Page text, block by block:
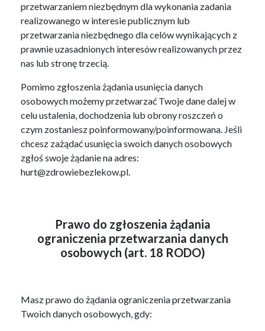
przetwarzaniem niezbędnym dla wykonania zadania
realizowanego w interesie publicznym lub
przetwarzania niezbędnego dla celów wynikających z
prawnie uzasadnionych interesów realizowanych przez
nas lub stronę trzecią.
Pomimo zgłoszenia żądania usunięcia danych
osobowych możemy przetwarzać Twoje dane dalej w
celu ustalenia, dochodzenia lub obrony roszczeń o
czym zostaniesz poinformowany/poinformowana. Jeśli
chcesz zażądać usunięcia swoich danych osobowych
zgłoś swoje żądanie na adres:
hurt@zdrowiebezlekow.pl.
Prawo do zgłoszenia żądania
ograniczenia przetwarzania danych
osobowych (art. 18 RODO)
Masz prawo do żądania ograniczenia przetwarzania
Twoich danych osobowych, gdy: